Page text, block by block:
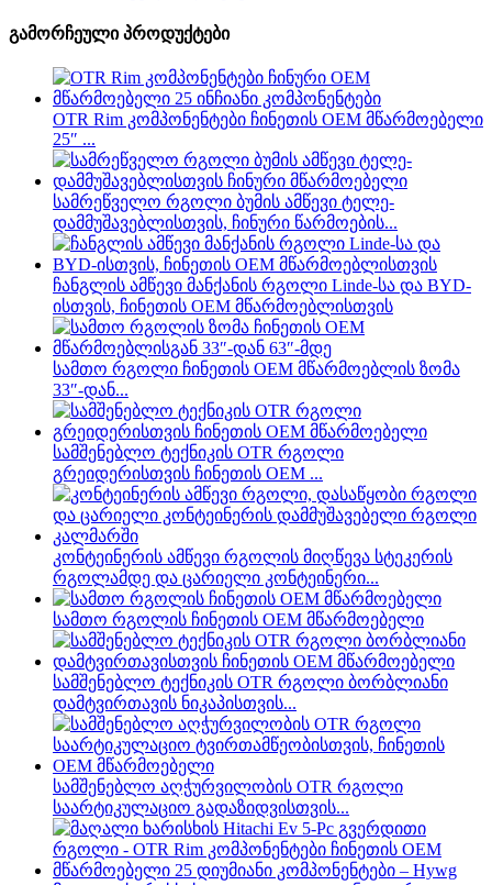
გამორჩეული პროდუქტები
OTR Rim კომპონენტები ჩინეთის OEM მწარმოებელი
25″ ...
სამრეწველო რგოლი ბუმის ამწევი ტელე-
დამმუშავებლისთვის, ჩინური წარმოების...
ჩანგლის ამწევი მანქანის რგოლი Linde-სა და BYD-
ისთვის, ჩინეთის OEM მწარმოებლისთვის
სამთო რგოლი ჩინეთის OEM მწარმოებლის ზომა
33″-დან...
სამშენებლო ტექნიკის OTR რგოლი
გრეიდერისთვის ჩინეთის OEM ...
კონტეინერის ამწევი რგოლის მიღწევა სტეკერის
რგოლამდე და ცარიელი კონტეინერი...
სამთო რგოლის ჩინეთის OEM მწარმოებელი
სამშენებლო ტექნიკის OTR რგოლი ბორბლიანი
დამტვირთავის ნიკაპისთვის...
სამშენებლო აღჭურვილობის OTR რგოლი
საარტიკულაციო გადაზიდვისთვის...